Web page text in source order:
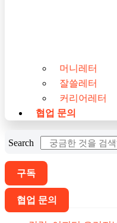
머니레터
잘쓸레터
커리어레터
협업 문의
Search
구독
협업 문의